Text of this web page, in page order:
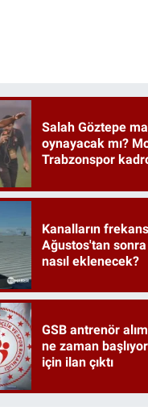
Salah Göztepe
oynayacak mı?
Trabzonspor
Kanalların
Ağustos'tan
nasıl eklenecek?
GSB antrenör
ne zaman
için ilan çıktı